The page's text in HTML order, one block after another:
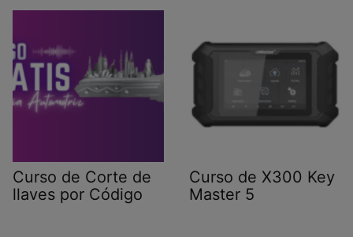
Curso de Corte de
llaves por Código
Curso de X300 Key
Master 5